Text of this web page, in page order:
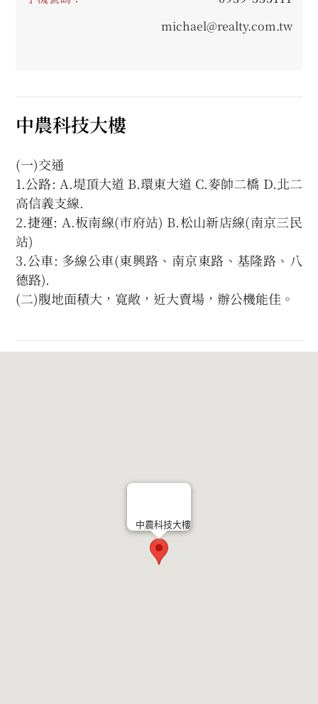
michael@realty.com.tw
中農科技大樓
(一)交通
1.公路: A.堤頂大道 B.環東大道 C.麥帥二橋 D.北二
高信義支線.
2.捷運: A.板南線(市府站) B.松山新店線(南京三民
站)
3.公車: 多線公車(東興路、南京東路、基隆路、八
德路).
(二)腹地面積大，寬敞，近大賣場，辦公機能佳。
中農科技大樓